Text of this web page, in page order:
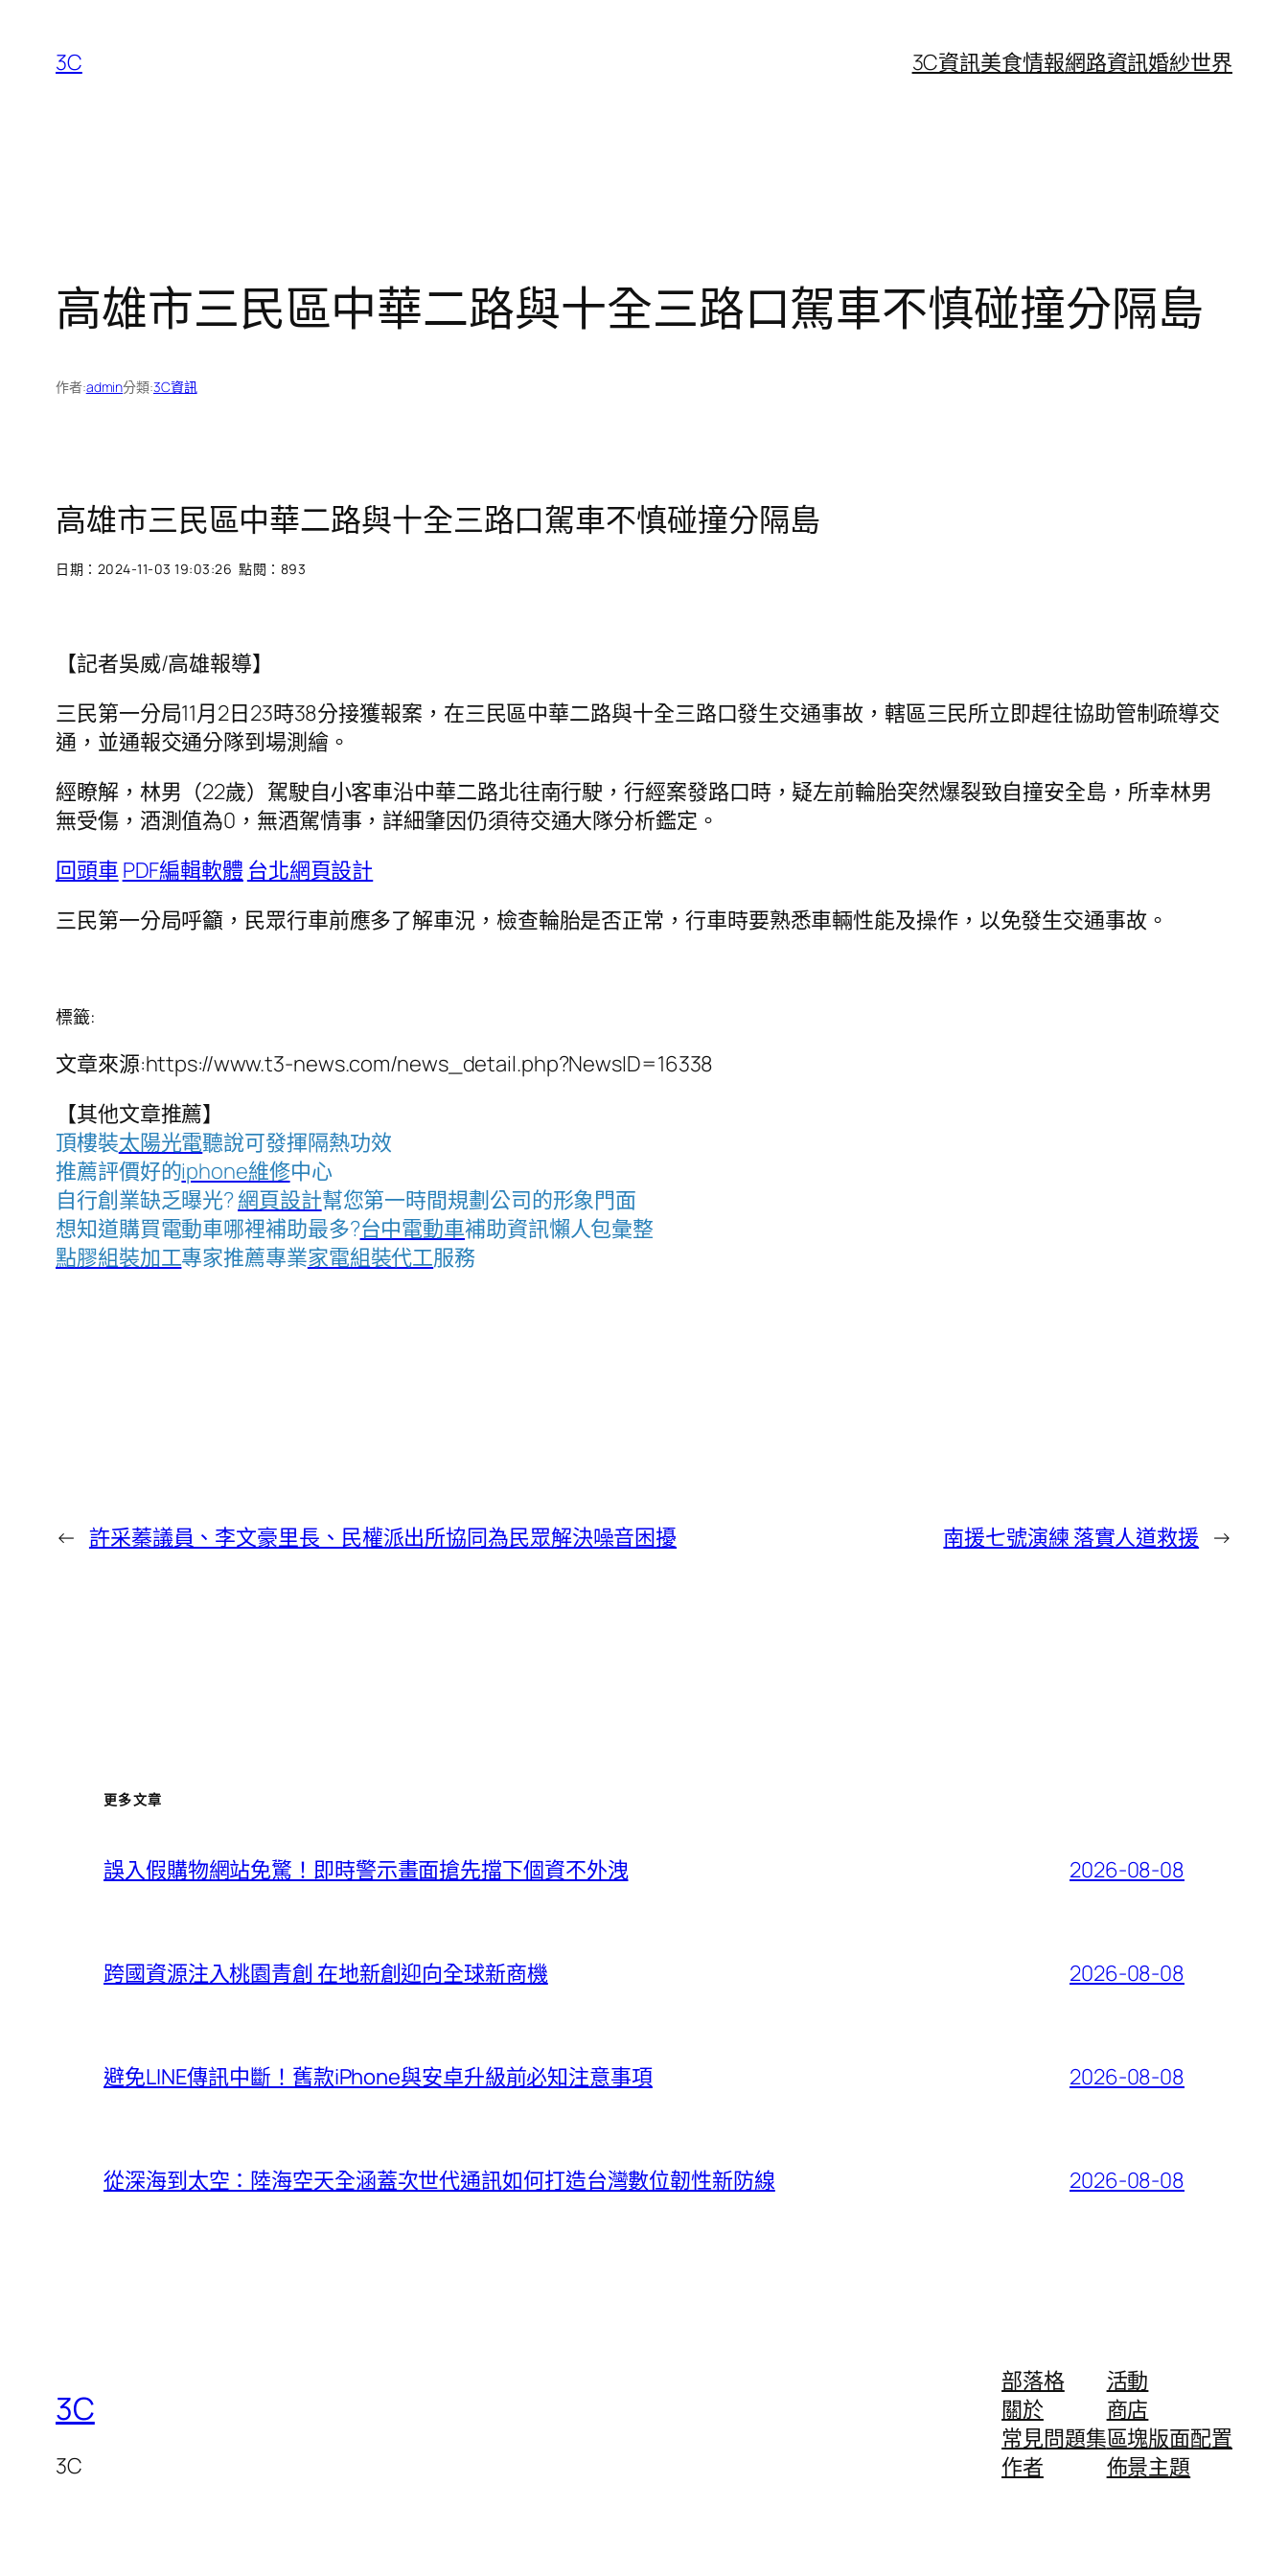
3C 3C資訊美食情報網路資訊婚紗世界
高雄市三民區中華二路與十全三路口駕車不慎碰撞分隔島
作者:admin分類:3C資訊
高雄市三民區中華二路與十全三路口駕車不慎碰撞分隔島
日期：2024-11-03 19:03:26 點閱：893
【記者吳威/高雄報導】
三民第一分局11月2日23時38分接獲報案，在三民區中華二路與十全三路口發生交通事故，轄區三民所立即趕往協助管制疏導交
通，並通報交通分隊到場測繪。
經瞭解，林男（22歲）駕駛自小客車沿中華二路北往南行駛，行經案發路口時，疑左前輪胎突然爆裂致自撞安全島，所幸林男
無受傷，酒測值為0，無酒駕情事，詳細肇因仍須待交通大隊分析鑑定。
回頭車 PDF編輯軟體 台北網頁設計
三民第一分局呼籲，民眾行車前應多了解車況，檢查輪胎是否正常，行車時要熟悉車輛性能及操作，以免發生交通事故。
標籤:
文章來源:https://www.t3-news.com/news_detail.php?NewsID=16338
【其他文章推薦】
頂樓裝太陽光電聽說可發揮隔熱功效
推薦評價好的iphone維修中心
自行創業缺乏曝光?網頁設計幫您第一時間規劃公司的形象門面
想知道購買電動車哪裡補助最多?台中電動車補助資訊懶人包彙整
點膠組裝加工專家推薦專業家電組裝代工服務
← 許采蓁議員、李文豪里長、民權派出所協同為民眾解決噪音困擾 南援七號演練 落實人道救援 →
更多文章
誤入假購物網站免驚！即時警示畫面搶先擋下個資不外洩 2026-08-08
跨國資源注入桃園青創 在地新創迎向全球新商機 2026-08-08
避免LINE傳訊中斷！舊款iPhone與安卓升級前必知注意事項 2026-08-08
從深海到太空：陸海空天全涵蓋次世代通訊如何打造台灣數位韌性新防線 2026-08-08
3C
3C
部落格
關於
常見問題集
作者
活動
商店
區塊版面配置
佈景主題